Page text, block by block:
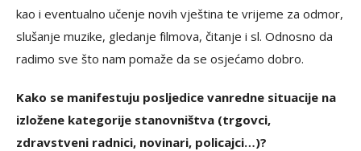
kao i eventualno učenje novih vještina te vrijeme za odmor,
slušanje muzike, gledanje filmova, čitanje i sl. Odnosno da
radimo sve što nam pomaže da se osjećamo dobro.
Kako se manifestuju posljedice vanredne situacije na
izložene kategorije stanovništva (trgovci,
zdravstveni radnici, novinari, policajci…)?